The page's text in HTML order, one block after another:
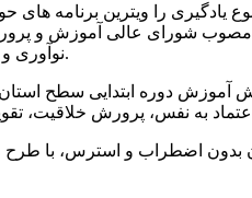
یادگیری را ویترین برنامه
مصوب شورای عالی آموزش و
نوآوری و پرورش تفکر خلاق و حل مسئله با فراهم کردن زمینه خودباوری برای دانش آموزان از اهداف مهم طرح جابربن حیان است.
بدون اضطراب و استرس، با